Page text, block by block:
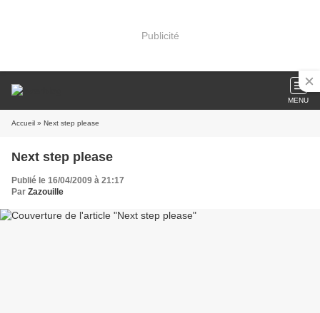
Publicité
MENU
Accueil » Next step please
Next step please
Publié le 16/04/2009 à 21:17
Par Zazouille